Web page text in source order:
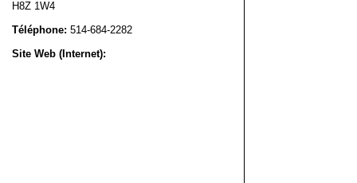
H8Z 1W4
Téléphone: 514-684-2282
Site Web (Internet):